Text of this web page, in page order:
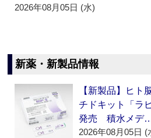
2026年08月05日 (水)
新薬・新製品情報
【新製品】ヒト
チドキット「ラ
発売 積水メデ
2026年08月05日 (